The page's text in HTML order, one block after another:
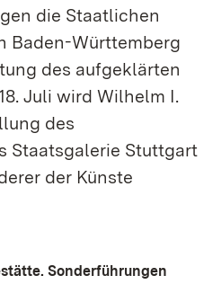
die Staatlichen
Baden-Württemberg
des aufgeklärten
Juli wird Wilhelm I.
des
Staatsgalerie Stuttgart
der Künste
Sonderführungen